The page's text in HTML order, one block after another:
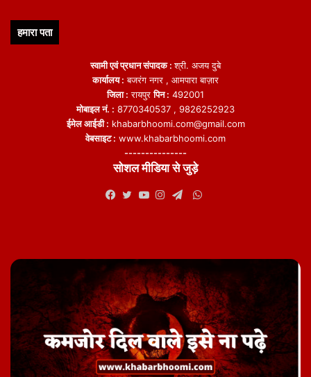
हमारा पता
स्वामी एवं प्रधान संपादक :श्री. अजय दुबे
कार्यालय : बजरंग नगर , आमपारा बाज़ार
जिला : रायपुरपिन : 492001
मोबाइल नं. : 8770340537 , 9826252923
ईमेल आईडी : khabarbhoomi.com@gmail.com
वेबसाइट : www.khabarbhoomi.com
---------------
सोशल मीडिया से जुड़े
WhatsApp